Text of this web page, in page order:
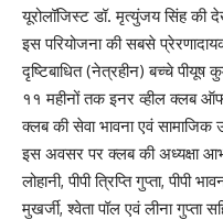
यूरोलॉजिस्ट डॉ. मृत्युंजय सिंह
इस परियोजना की सबसे
दृष्टिबाधित (नेत्रहीन) बच्चे
११ महीनों तक इनर व्हील क्लब ऑफ
क्लब की सेवा भावना एवं सामाजिक
इस अवसर पर क्लब की अध्यक्षा आभा
लोहानी, पीपी त्रिप्ति गुप्ता, पीपी
मुखर्जी, श्वेता पॉल एवं लीना गुप्ता